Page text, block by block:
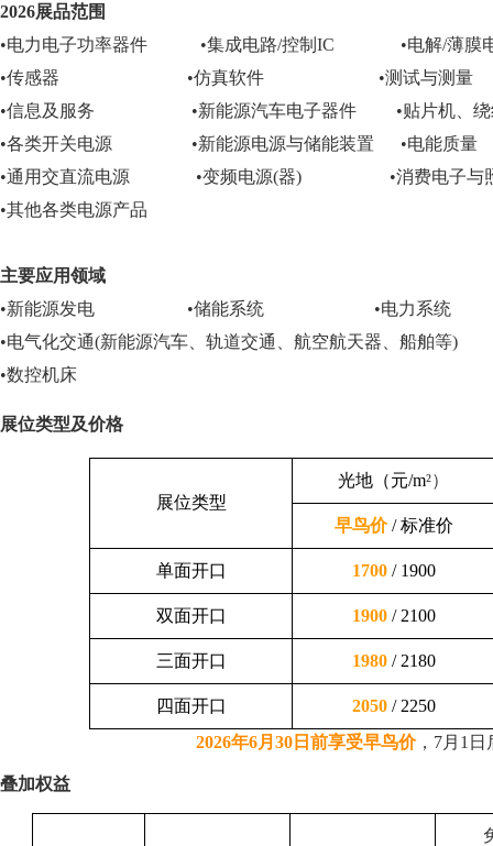
2026展品范围
•电力电子功率器件 •集成电路/控制 IC •电解/薄膜
•传感器 •仿真软件 •测试与测量
•信息及服务 •新能源汽车电子器件 •贴片机、
•各类开关电源 •新能源电源与储能装置 •电
•通用交直流电源 •变频电源(器) •消费电子
•其他各类电源产品
主要应用领域
•新能源发电 •储能系统 •电力系
•电气化交通(新能源汽车、轨道交通、航空航天器
•数控机床
展位类型及价格
展位类型
光地（元/m²）
早鸟价/标准价
单面开口 1700 / 1900
双面开口 1900 / 2100
三面开口 1980 / 2180
四面开口 2050 / 2250
2026年6月30日前享受早鸟价，7月1日
叠加权益